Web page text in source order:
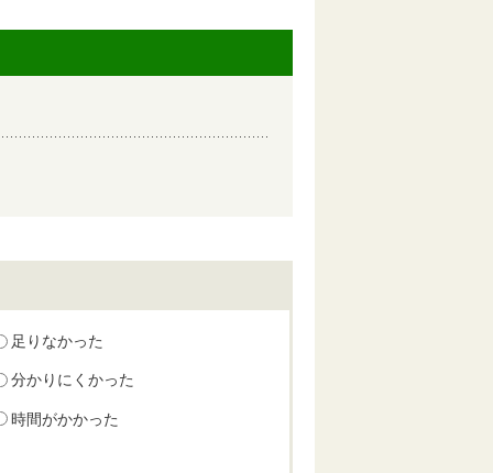
足りなかった
分かりにくかった
時間がかかった